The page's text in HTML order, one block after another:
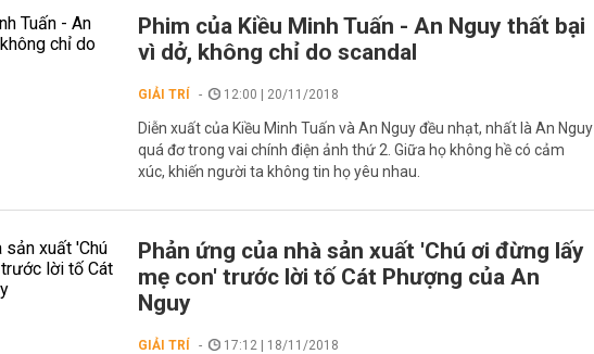
Phim của Kiều Minh Tuấn - An Nguy thất bại
vì dở, không chỉ do scandal
GIẢI TRÍ 12:00 | 20/11/2018
Diễn xuất của Kiều Minh Tuấn và An Nguy đều nhạt, nhất là An Nguy
quá đơ trong vai chính điện ảnh thứ 2. Giữa họ không hề có cảm
xúc, khiến người ta không tin họ yêu nhau.
Phản ứng của nhà sản xuất 'Chú ơi đừng lấy
mẹ con' trước lời tố Cát Phượng của An
Nguy
GIẢI TRÍ 17:12 | 18/11/2018